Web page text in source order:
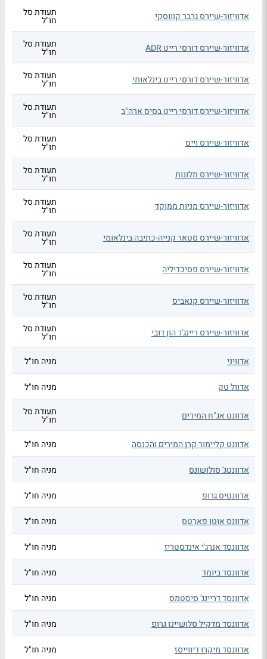
אדוויזור-שיירס גרבר קוווסקי תעודת סל
חו"ל
אדוויזור-שיירס דורסי רייט ADR תעודת סל
חו"ל
אדוויזור-שיירס דורסי רייט בינלאומי תעודת סל
חו"ל
אדוויזור-שיירס דורסי רייט בסיס ארה"ב תעודת סל
חו"ל
אדוויזור-שיירס וייס תעודת סל
חו"ל
אדוויזור-שיירס מלונות תעודת סל
חו"ל
אדוויזור-שיירס מניות ממוקד תעודת סל
חו"ל
אדוויזור-שיירס סטאר קנייה-כתיבה בינלאומי תעודת סל
חו"ל
אדוויזור-שיירס פסיכדיליה תעודת סל
חו"ל
אדוויזור-שיירס קנאביס תעודת סל
חו"ל
אדוויזור-שיירס ריינג'ר הון דובי תעודת סל
חו"ל
אדוויני
מניה חו"ל
אדוול טק מניה חו"ל
אדוונט אג"ח המירים תעודת סל
חו"ל
אדוונט קליימור קרן המירים והכנסה
מניה חו"ל
אדוונטג' סולושונס מניה חו"ל
אדוונטיס גרופ מניה חו"ל
אדוונס אוטו פארטס מניה חו"ל
אדוונסד אנרג'י אינדסטריז מניה חו"ל
אדוונסד ביומד מניה חו"ל
אדוונסד דריינג' סיסטמס מניה חו"ל
אדוונסד מדקיל סלושיינז גרופ מניה חו"ל
אדוונסד מיקרו דיווייסז מניה חו"ל